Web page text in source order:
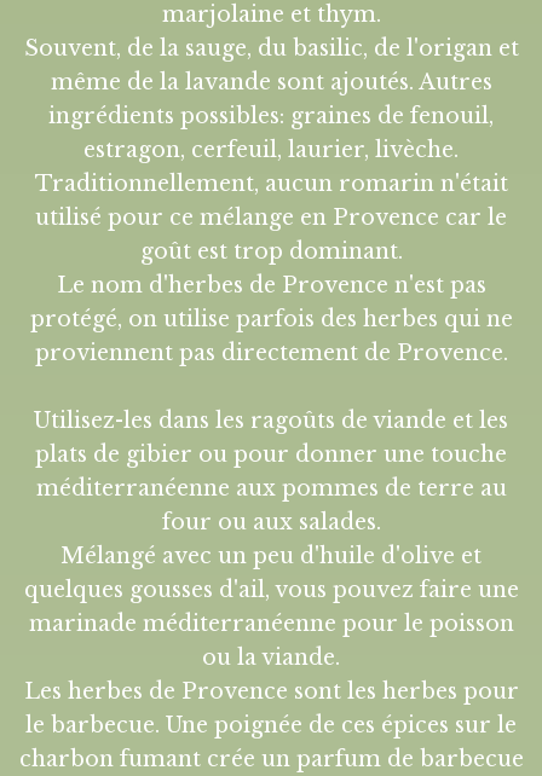
marjolaine et thym.
Souvent, de la sauge, du basilic, de l'origan et
même de la lavande sont ajoutés. Autres
ingrédients possibles: graines de fenouil,
estragon, cerfeuil, laurier, livèche.
Traditionnellement, aucun romarin n'était
utilisé pour ce mélange en Provence car le
goût est trop dominant.
Le nom d'herbes de Provence n'est pas
protégé, on utilise parfois des herbes qui ne
proviennent pas directement de Provence.
Utilisez-les dans les ragoûts de viande et les
plats de gibier ou pour donner une touche
méditerranéenne aux pommes de terre au
four ou aux salades.
Mélangé avec un peu d'huile d'olive et
quelques gousses d'ail, vous pouvez faire une
marinade méditerranéenne pour le poisson
ou la viande.
Les herbes de Provence sont les herbes pour
le barbecue. Une poignée de ces épices sur le
charbon fumant crée un parfum de barbecue